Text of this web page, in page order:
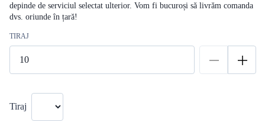
depinde de serviciul selectat ulterior. Vom fi bucuroși să livrăm comanda
dvs. oriunde în țară!
TIRAJ
Tiraj